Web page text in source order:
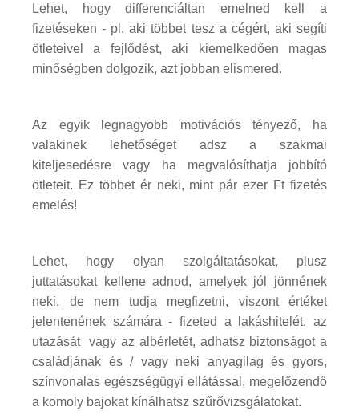
Lehet, hogy differenciáltan emelned kell a
fizetéseken - pl. aki többet tesz a cégért, aki segíti
ötleteivel a fejlődést, aki kiemelkedően magas
minőségben dolgozik, azt jobban elismered.
Az egyik legnagyobb motivációs tényező, ha
valakinek lehetőséget adsz a szakmai
kiteljesedésre vagy ha megvalósíthatja jobbító
ötleteit. Ez többet ér neki, mint pár ezer Ft fizetés
emelés!
Lehet, hogy olyan szolgáltatásokat, plusz
juttatásokat kellene adnod, amelyek jól jönnének
neki, de nem tudja megfizetni, viszont értéket
jelentenének számára - fizeted a lakáshitelét, az
utazását vagy az albérletét, adhatsz biztonságot a
családjának és / vagy neki anyagilag és gyors,
színvonalas egészségügyi ellátással, megelőzendő
a komoly bajokat kínálhatsz szűrővizsgálatokat.